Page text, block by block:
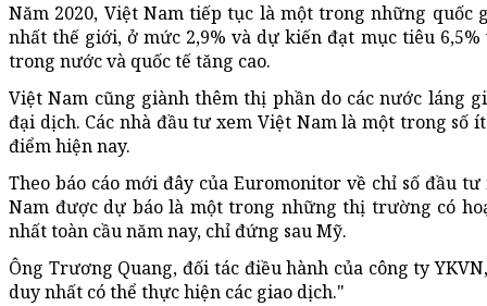
Năm 2020, Việt Nam tiếp tục là một trong những quốc
nhất thế giới, ở mức 2,9% và dự kiến đạt mục tiêu
trong nước và quốc tế tăng cao.
Việt Nam cũng giành thêm thị phần do các nước láng
đại dịch. Các nhà đầu tư xem Việt Nam là một trong số
điểm hiện nay.
Theo báo cáo mới đây của Euromonitor về chỉ số đầu
Nam được dự báo là một trong những thị trường có
nhất toàn cầu năm nay, chỉ đứng sau Mỹ.
Ông Trương Quang, đối tác điều hành của công ty
duy nhất có thể thực hiện các giao dịch."